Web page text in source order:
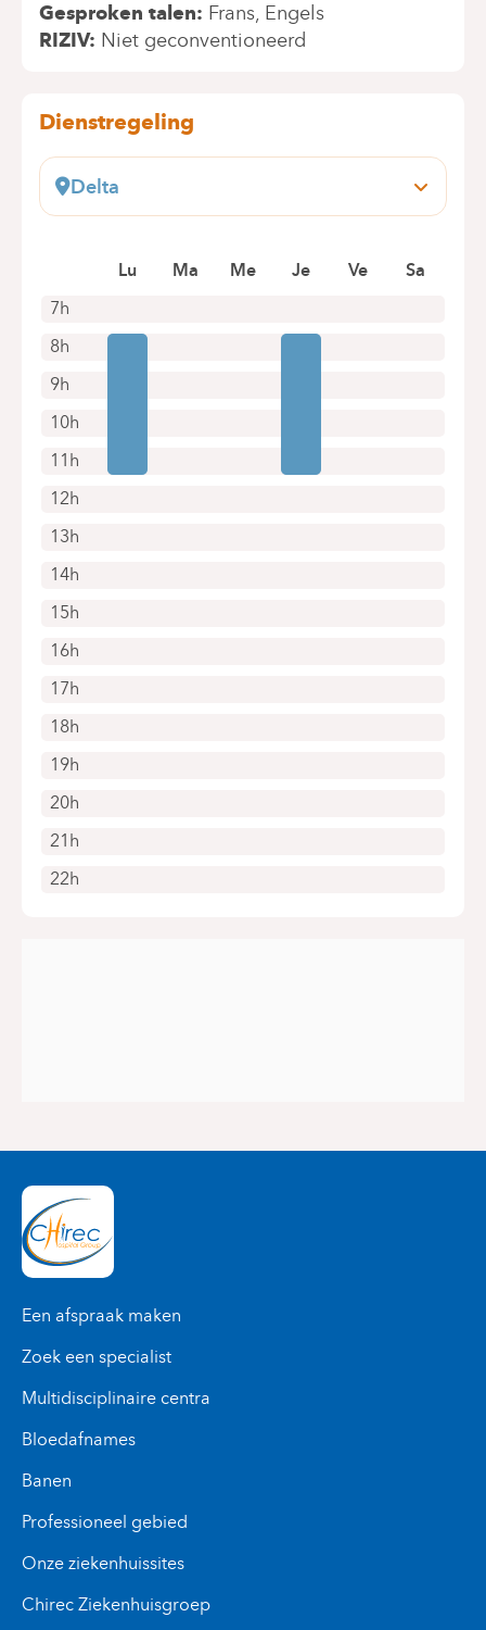
Gesproken talen Frans Engels
RIZIV Niet geconventioneerd
Dienstregeling
Delta
Boulevard du Triomphe, 201
Boek online een afspraak
7h
8h
9h
10h
11h
12h
13h
14h
15h
16h
17h
18h
19h
20h
21h
22h
Lu Ma Me Je Ve Sa
Een afspraak maken
Zoek een specialist
Multidisciplinaire centra
Bloedafnames
Banen
Professioneel gebied
Onze ziekenhuissites
Chirec Ziekenhuisgroep